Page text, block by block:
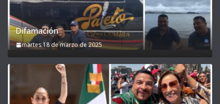
Difamación
martes 18 de marzo de 2025